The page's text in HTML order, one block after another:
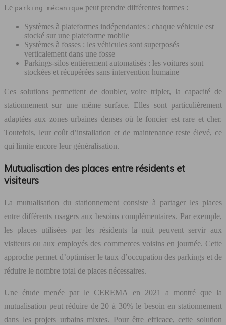
Le parking mécanique peut prendre différentes formes :
Systèmes à plateformes indépendantes : chaque véhicule est
stocké sur une plateforme mobile
Systèmes à fosses : les véhicules sont superposés
verticalement dans une fosse
Parkings-silos entièrement automatisés : les voitures sont
stockées et récupérées sans intervention humaine
Ces solutions permettent de doubler, voire tripler, la capacité de
stationnement sur une même surface. Elles sont particulièrement
adaptées aux zones urbaines denses où le foncier est rare et cher.
Toutefois, leur coût d’installation et de maintenance reste élevé, ce
qui limite encore leur généralisation.
Mutualisation des places entre résidents et
visiteurs
La mutualisation du stationnement consiste à partager les places
entre différents usagers aux besoins complémentaires. Par exemple,
les places utilisées par les résidents la nuit peuvent servir aux
visiteurs ou aux employés des commerces voisins en journée. Cette
approche permet d’optimiser le taux d’occupation des parkings et de
réduire le nombre total de places nécessaires.
Une étude menée par le CEREMA en 2021 a montré que la
mutualisation peut réduire de 20 à 30% le besoin en stationnement
dans les projets urbains mixtes. Pour être efficace, cette solution